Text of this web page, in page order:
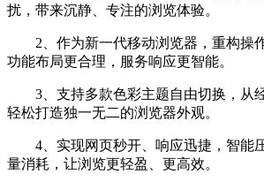
扰，带来沉静、专注的浏览体验。
2、作为新一代移动浏览器，重构操作
功能布局更合理，服务响应更智能。
3、支持多款色彩主题自由切换，从经
轻松打造独一无二的浏览器外观。
4、实现网页秒开、响应迅捷，智能
量消耗，让浏览更轻盈、更高效。